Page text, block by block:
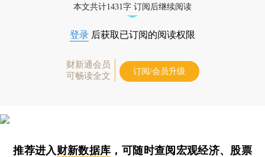
本文共计1431字 订阅后继续阅读
登录 后获取已订阅的阅读权限
财新通会员
可畅读全文
订阅/会员升级
推荐进入财新数据库 ，可随时查阅宏观经济、股票